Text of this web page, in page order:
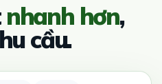
nhanh hơn,
cầu.